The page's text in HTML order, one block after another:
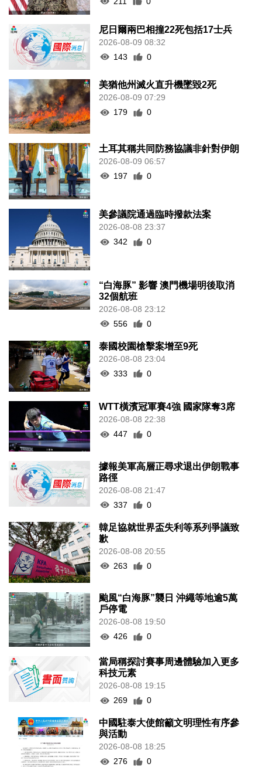
尼日爾兩巴相撞22死包括17士兵
2026-08-09 08:32
143
0
美猶他州滅火直升機墜毀2死
2026-08-09 07:29
179
0
土耳其稱共同防務協議非針對伊朗
2026-08-09 06:57
197
0
美參議院通過臨時撥款法案
2026-08-08 23:37
342
0
“白海豚” 影響 澳門機場明後取消
32個航班
2026-08-08 23:12
556
0
泰國校園槍擊案增至9死
2026-08-08 23:04
333
0
WTT橫濱冠軍賽4強 國家隊奪3席
2026-08-08 22:38
447
0
據報美軍高層正尋求退出伊朗戰事
路徑
2026-08-08 21:47
337
0
韓足協就世界盃失利等系列爭議致
歉
2026-08-08 20:55
263
0
颱風“白海豚”襲日 沖繩等地逾5萬
戶停電
2026-08-08 19:50
426
0
當局稱探討賽事周邊體驗加入更多
科技元素
2026-08-08 19:15
269
0
中國駐泰大使館籲文明理性有序參
與活動
2026-08-08 18:25
276
0